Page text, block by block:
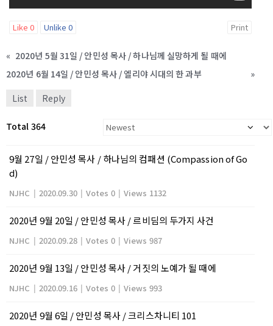
Like 0 Unlike0 Print
« 2020년 5월 31일 / 안민성 목사 / 하나님께 실망하게 될 때에
2020년 6월 14일 / 안민성 목사 / 엘리야 시대의 한 과부
»
List
Reply
Total 364
9월 27일 / 안민성 목사 / 하나님의 컴패션 (Compassion of Go
d)
NJHC | 2020.09.30 | Votes 0 | Views 1132
2020년 9월 20일 / 안민성 목사 / 르비딤의 두가지 사건
NJHC | 2020.09.28 | Votes 0 | Views 987
2020년 9월 13일 / 안민성 목사 / 거짓의 노예가 될 때에
NJHC | 2020.09.16 | Votes 0 | Views 993
2020년 9월 6일 / 안민성 목사 / 크리스차니티 101